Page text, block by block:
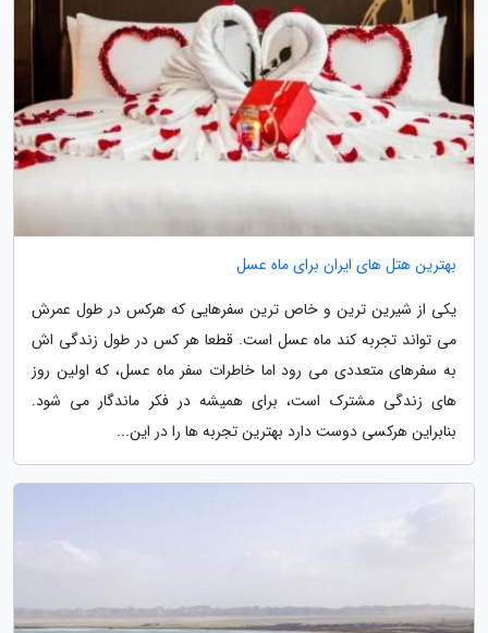
بهترین هتل های ایران برای ماه عسل
یکی از شیرین ترین و خاص ترین سفرهایی که هرکس در طول عمرش
می تواند تجربه کند ماه عسل است. قطعا هر کس در طول زندگی اش
به سفرهای متعددی می رود اما خاطرات سفر ماه عسل، که اولین روز
های زندگی مشترک است، برای همیشه در فکر ماندگار می شود.
بنابراین هرکسی دوست دارد بهترین تجربه ها را در این...